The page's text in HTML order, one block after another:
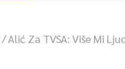
/Alić Za TVSA: Više Mi